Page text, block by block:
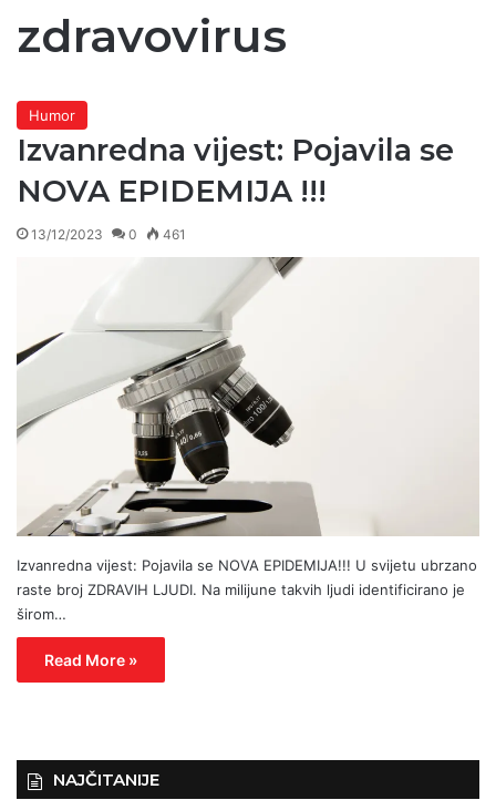
zdravovirus
Humor
Izvanredna vijest: Pojavila se
NOVA EPIDEMIJA !!!
13/12/2023 0 461
Izvanredna vijest: Pojavila se NOVA EPIDEMIJA!!! U svijetu ubrzano
raste broj ZDRAVIH LJUDI. Na milijune takvih ljudi identificirano je
širom…
Read More »
NAJČITANIJE